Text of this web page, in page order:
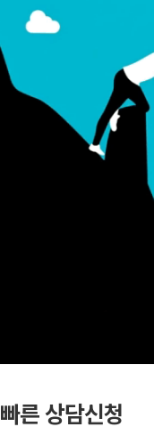
빠른 상담신청